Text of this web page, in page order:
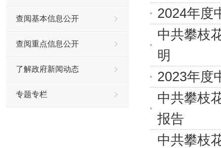
查阅基本信息公开
查阅重点信息公开
了解政府新闻动态
专题专栏
2024年度
中共攀枝
明
2023年度
中共攀枝
报告
中共攀枝